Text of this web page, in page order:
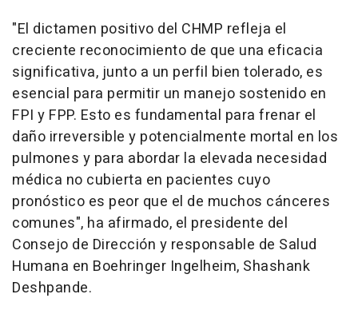
"El dictamen positivo del CHMP refleja el
creciente reconocimiento de que una eficacia
significativa, junto a un perfil bien tolerado, es
esencial para permitir un manejo sostenido en
FPI y FPP. Esto es fundamental para frenar el
daño irreversible y potencialmente mortal en los
pulmones y para abordar la elevada necesidad
médica no cubierta en pacientes cuyo
pronóstico es peor que el de muchos cánceres
comunes", ha afirmado, el presidente del
Consejo de Dirección y responsable de Salud
Humana en Boehringer Ingelheim, Shashank
Deshpande.